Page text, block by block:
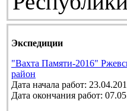
Экспедиции
"Вахта Памяти-2016"
район
Дата начала работ:
Дата окончания работ: